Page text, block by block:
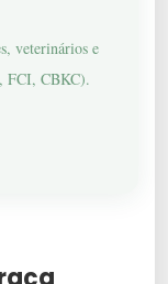
veterinários e
FCI, CBKC).